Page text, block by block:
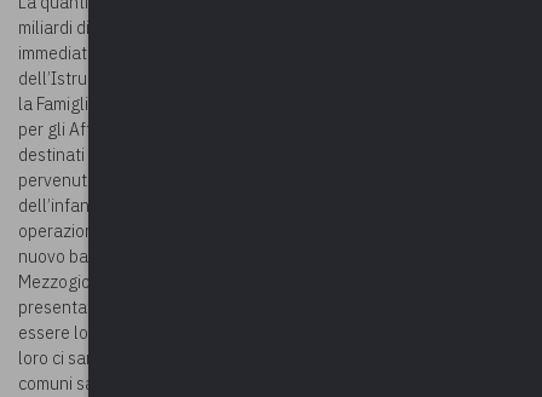
miliardi di euro sui 2,4 disponibili. I 400 milioni residui andranno
immediatamente ricollocati. Con un decreto firmato dal Ministro
dell’Istruzione, di concerto con il Ministro per le Pari opportunità e
la Famiglia, il Ministro per il Sud, la Coesione territoriale e il Ministro
per gli Affari regionali e le Autonomie saranno
destinati all’ulteriore finanziamento delle candidature già
pervenute nell’ambito del bando PNRR per l’incremento dei poli
dell’infanzia per la fascia 0-6 anni. In seguito a questa prima
operazione, circa 70 milioni ancora residui saranno oggetto di un
nuovo bando per gli asili nido destinato ai Comuni delle Regioni del
Mezzogiorno, con priorità a Basilicata, Molise, Sicilia, che hanno
presentato meno candidature rispetto al budget che poteva
essere loro assegnato in base alle risorse disponibili nel Pnrr. Per
loro ci sarà un ulteriore avviso con scadenza a fine maggio, e i
comuni saranno accompagnati nella presentazione delle proposte